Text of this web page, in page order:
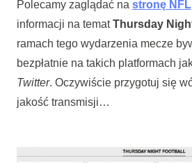
Polecamy zaglądać na stronę NFL
informacji na tematThursday
ramach tego wydarzenia mecze
bezpłatnie na takich platformach
Twitter. Oczywiście przygotuj się
jakość transmisji…